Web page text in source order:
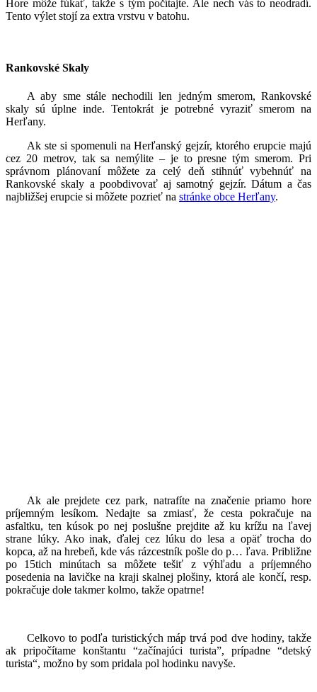
Hore môže fúkať, takže s tým počítajte. Ale nech vás to neodradí.
Tento výlet stojí za extra vrstvu v batohu.
Rankovské Skaly
A aby sme stále nechodili len jedným smerom, Rankovské
skaly sú úplne inde. Tentokrát je potrebné vyraziť smerom na
Herľany.
Ak ste si spomenuli na Herľanský gejzír, ktorého erupcie majú
cez 20 metrov, tak sa nemýlite – je to presne tým smerom. Pri
správnom plánovaní môžete za celý deň stihnúť vybehnúť na
Rankovské skaly a poobdivovať aj samotný gejzír. Dátum a čas
najbližšej erupcie si môžete pozrieť na stránke obce Herľany.
Ak ale prejdete cez park, natrafíte na značenie priamo hore
príjemným lesíkom. Nedajte sa zmiasť, že cesta pokračuje na
asfaltku, ten kúsok po nej poslušne prejdite až ku krížu na ľavej
strane lúky. Ako inak, ďalej cez lúku do lesa a opäť trocha do
kopca, až na hrebeň, kde vás rázcestník pošle do p… ľava. Približne
po 15tich minútach sa môžete tešiť z výhľadu a príjemného
posedenia na lavičke na kraji skalnej plošiny, ktorá ale končí, resp.
pokračuje dole takmer kolmo, takže opatrne!
Celkovo to podľa turistických máp trvá pod dve hodiny, takže
ak pripočítame konštantu “začínajúci turista”, prípadne “detský
turista“, možno by som pridala pol hodinku navyše.